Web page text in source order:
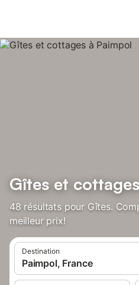
Gîtes et
48 résultats pour Gîtes.
meilleur prix!
Destination
Paimpol, France